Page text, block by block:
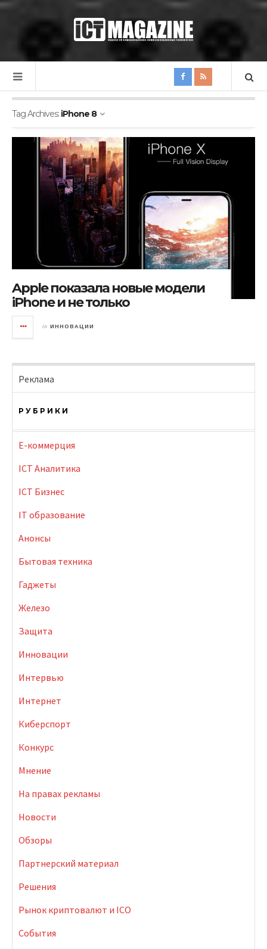
Tag Archives: iPhone 8
Apple показала новые модели
iPhone и не только
in ИННОВАЦИИ
Реклама
РУБРИКИ
E-коммерция
ICT Аналитика
ICT Бизнес
IT образование
Анонсы
Бытовая техника
Гаджеты
Железо
Защита
Инновации
Интервью
Интернет
Киберспорт
Конкурс
Мнение
На правах рекламы
Новости
Обзоры
Партнерский материал
Решения
Рынок криптовалют и ICO
События